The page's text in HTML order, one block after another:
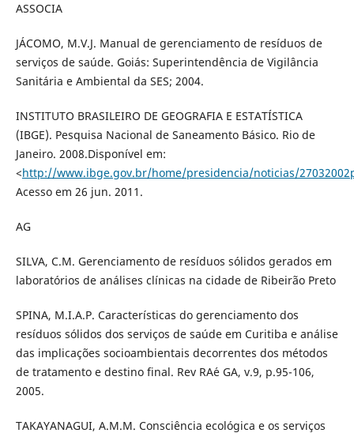
ASSOCIA
JÁCOMO, M.V.J. Manual de gerenciamento de resíduos de
serviços de saúde. Goiás: Superintendência de Vigilância
Sanitária e Ambiental da SES; 2004.
INSTITUTO BRASILEIRO DE GEOGRAFIA E ESTATÍSTICA
(IBGE). Pesquisa Nacional de Saneamento Básico. Rio de
Janeiro. 2008.Disponível em:
<http://www.ibge.gov.br/home/presidencia/noticias/
Acesso em 26 jun. 2011.
AG
SILVA, C.M. Gerenciamento de resíduos sólidos gerados em
laboratórios de análises clínicas na cidade de Ribeirão Preto
SPINA, M.I.A.P. Características do gerenciamento dos
resíduos sólidos dos serviços de saúde em Curitiba e análise
das implicações socioambientais decorrentes dos métodos
de tratamento e destino final. Rev RA´e GA, v.9, p.95-106,
2005.
TAKAYANAGUI, A.M.M. Consciência ecológica e os serviços